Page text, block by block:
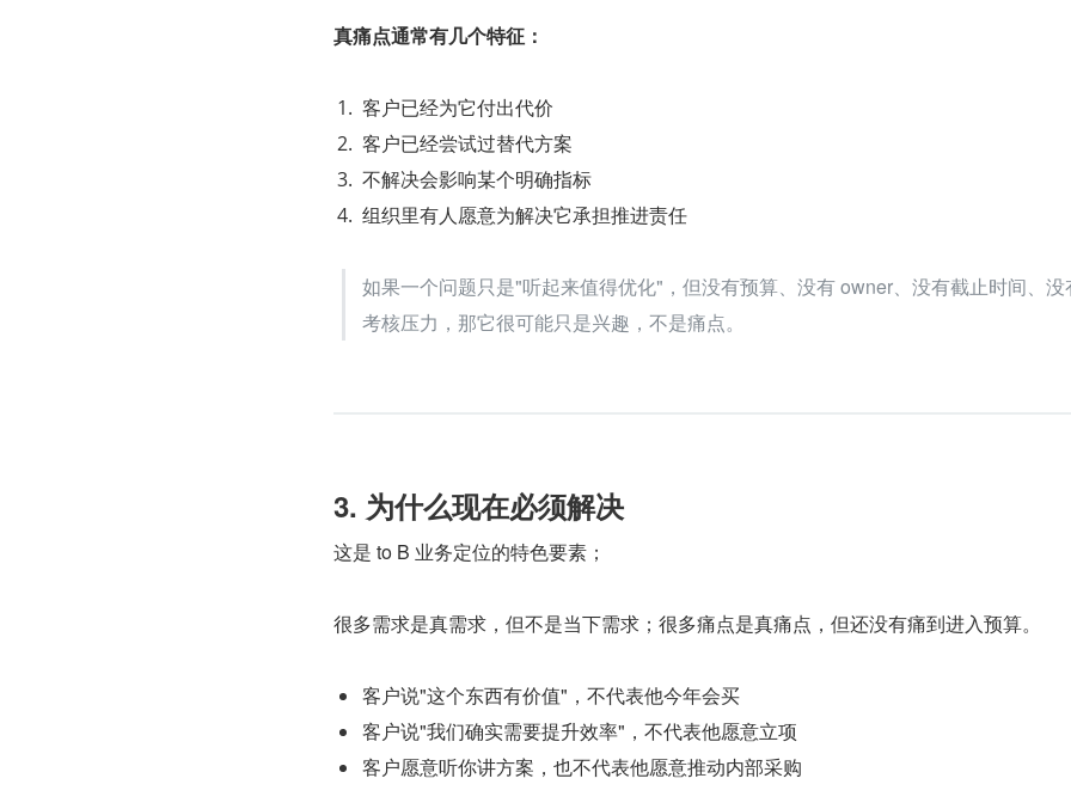
真痛点通常有几个特征：
客户已经为它付出代价
客户已经尝试过替代方案
不解决会影响某个明确指标
组织里有人愿意为解决它承担推进责任
如果一个问题只是"听起来值得优化"，但没有预算、没有 owner、没有截止时间、没
考核压力，那它很可能只是兴趣，不是痛点。
3. 为什么现在必须解决
这是 to B 业务定位的特色要素；
很多需求是真需求，但不是当下需求；很多痛点是真痛点，但还没有痛到进入预算。
客户说"这个东西有价值"，不代表他今年会买
客户说"我们确实需要提升效率"，不代表他愿意立项
客户愿意听你讲方案，也不代表他愿意推动内部采购